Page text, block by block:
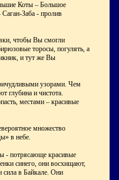
Коты – Большое
Саган-Заба - пролив
чтобы Вы смогли
торосы, погулять, а
и тут же Вы
узорами. Чем
глубина и чистота.
местами – красивые
множество
в небе.
- потрясающе красивые
синего, они восхищают,
сила в Байкале. Они